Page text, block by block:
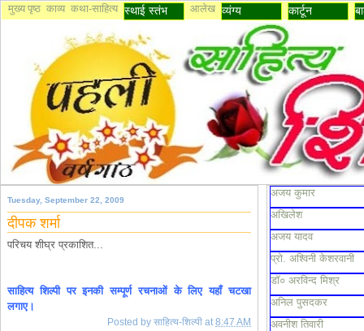
मुख्य पृष्ठ काव्य कथा-साहित्य स्थाई स्तंभ आलेख व्यंग्य कार्टून
Tuesday, September 22, 2009
दीपक शर्मा
परिचय शीघ्र प्रकाशित...
साहित्य शिल्पी पर इनकी सम्पूर्ण रचनाओं के लिए यहाँ चटखा
लगाए।
Posted by साहित्य-शिल्पी at 8:47 AM
अजय कुमार
अखिलेश
अजय यादव
प्रो. अश्विनी केशरवानी
डॉ० अरविन्द मिश्र
अनिल पुसदकर
अवनीश तिवारी